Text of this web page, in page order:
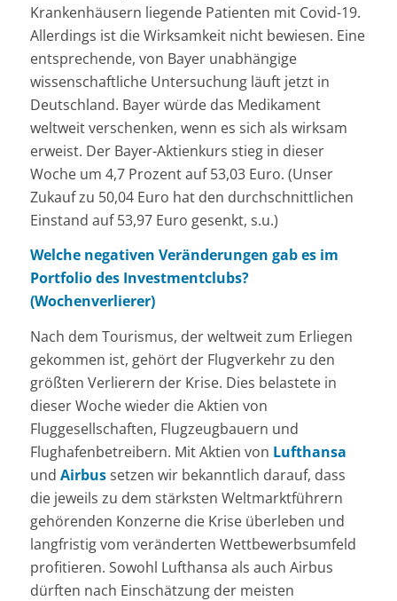
Krankenhäusern liegende Patienten mit Covid-19.
Allerdings ist die Wirksamkeit nicht bewiesen. Eine
entsprechende, von Bayer unabhängige
wissenschaftliche Untersuchung läuft jetzt in
Deutschland. Bayer würde das Medikament
weltweit verschenken, wenn es sich als wirksam
erweist. Der Bayer-Aktienkurs stieg in dieser
Woche um 4,7 Prozent auf 53,03 Euro. (Unser
Zukauf zu 50,04 Euro hat den durchschnittlichen
Einstand auf 53,97 Euro gesenkt, s.u.)
Welche negativen Veränderungen gab es im
Portfolio des Investmentclubs?
(Wochenverlierer)
Nach dem Tourismus, der weltweit zum Erliegen
gekommen ist, gehört der Flugverkehr zu den
größten Verlierern der Krise. Dies belastete in
dieser Woche wieder die Aktien von
Fluggesellschaften, Flugzeugbauern und
Flughafenbetreibern. Mit Aktien von Lufthansa
und Airbussetzen wir bekanntlich darauf, dass
die jeweils zu dem stärksten Weltmarktführern
gehörenden Konzerne die Krise überleben und
langfristig vom veränderten Wettbewerbsumfeld
profitieren. Sowohl Lufthansa als auch Airbus
dürften nach Einschätzung der meisten